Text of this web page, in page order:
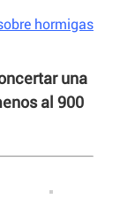
hormigas
una
al 900